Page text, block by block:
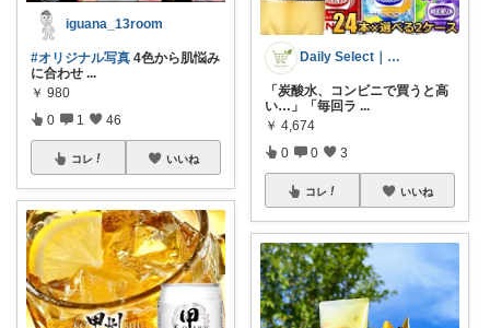
iguana_13room
#オリジナル写真 4色から肌悩み
に合わせ ...
￥ 980
0 1 46
コレ いいね
Daily Select｜日用品・食品
「炭酸水、コンビニで買うと高
い…」「毎回ラ ...
￥ 4,674
0 0 3
コレ いいね